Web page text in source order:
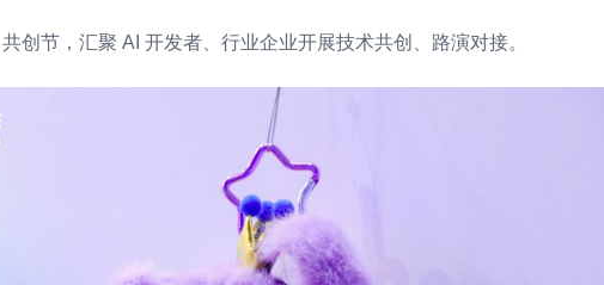
创节，汇聚 AI 开发者、行业企业开展技术共创、路演对接。